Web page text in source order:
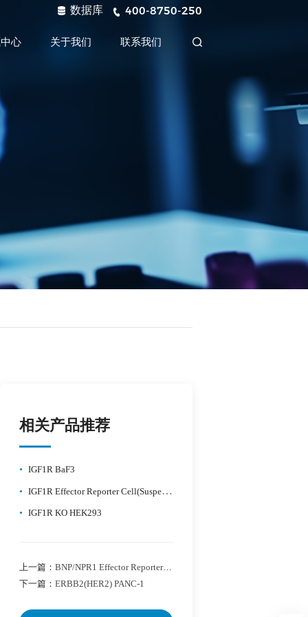
数据库 400-8750-250
心 关于我们 联系我们
相关产品推荐
• IGF1R BaF3
• IGF1R Effector Reporter Cell(Suspension)
• IGF1R KO HEK293
上一篇： BNP/NPR1 Effector Reporter Cell
下一篇： ERBB2(HER2) PANC-1